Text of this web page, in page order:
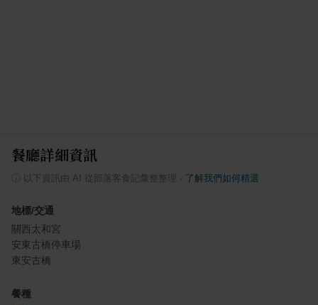
餐廳詳細資訊
以下資訊由 AI 從部落客食記彙整整理 了解我們如何精選
地標/交通
關西太和宮
安東古橋停車場
東安古橋
餐種